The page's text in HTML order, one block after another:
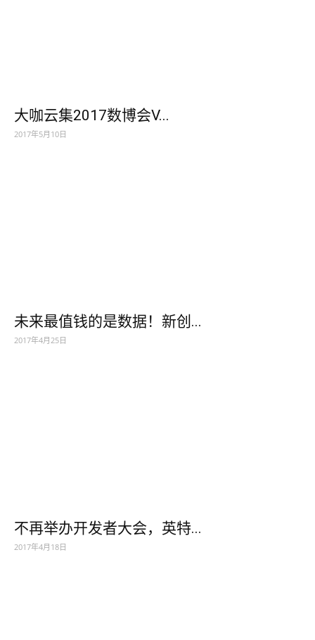
大咖云集2017数博会V...
2017年5月10日
未来最值钱的是数据！新创...
2017年4月25日
不再举办开发者大会，英特...
2017年4月18日